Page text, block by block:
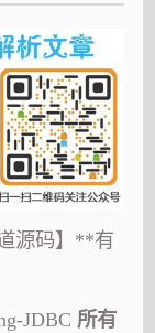
源码】**有
JDBC 所有